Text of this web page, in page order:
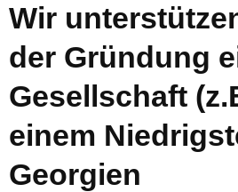
Wir
der Gründung
Gesellschaft
einem
Georgien